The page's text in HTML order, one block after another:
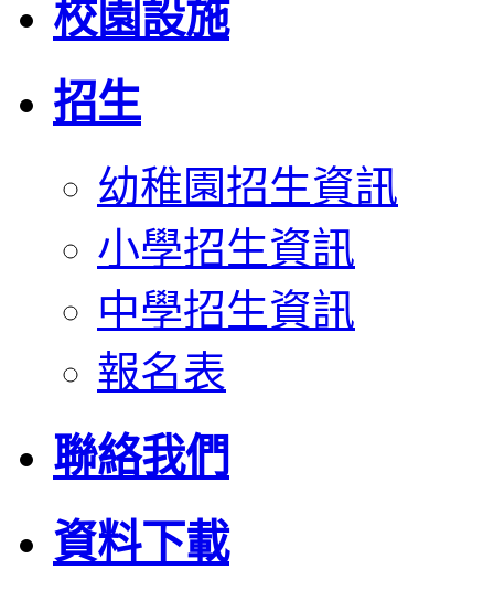
校園設施
招生
幼稚園招生資訊
小學招生資訊
中學招生資訊
報名表
聯絡我們
資料下載